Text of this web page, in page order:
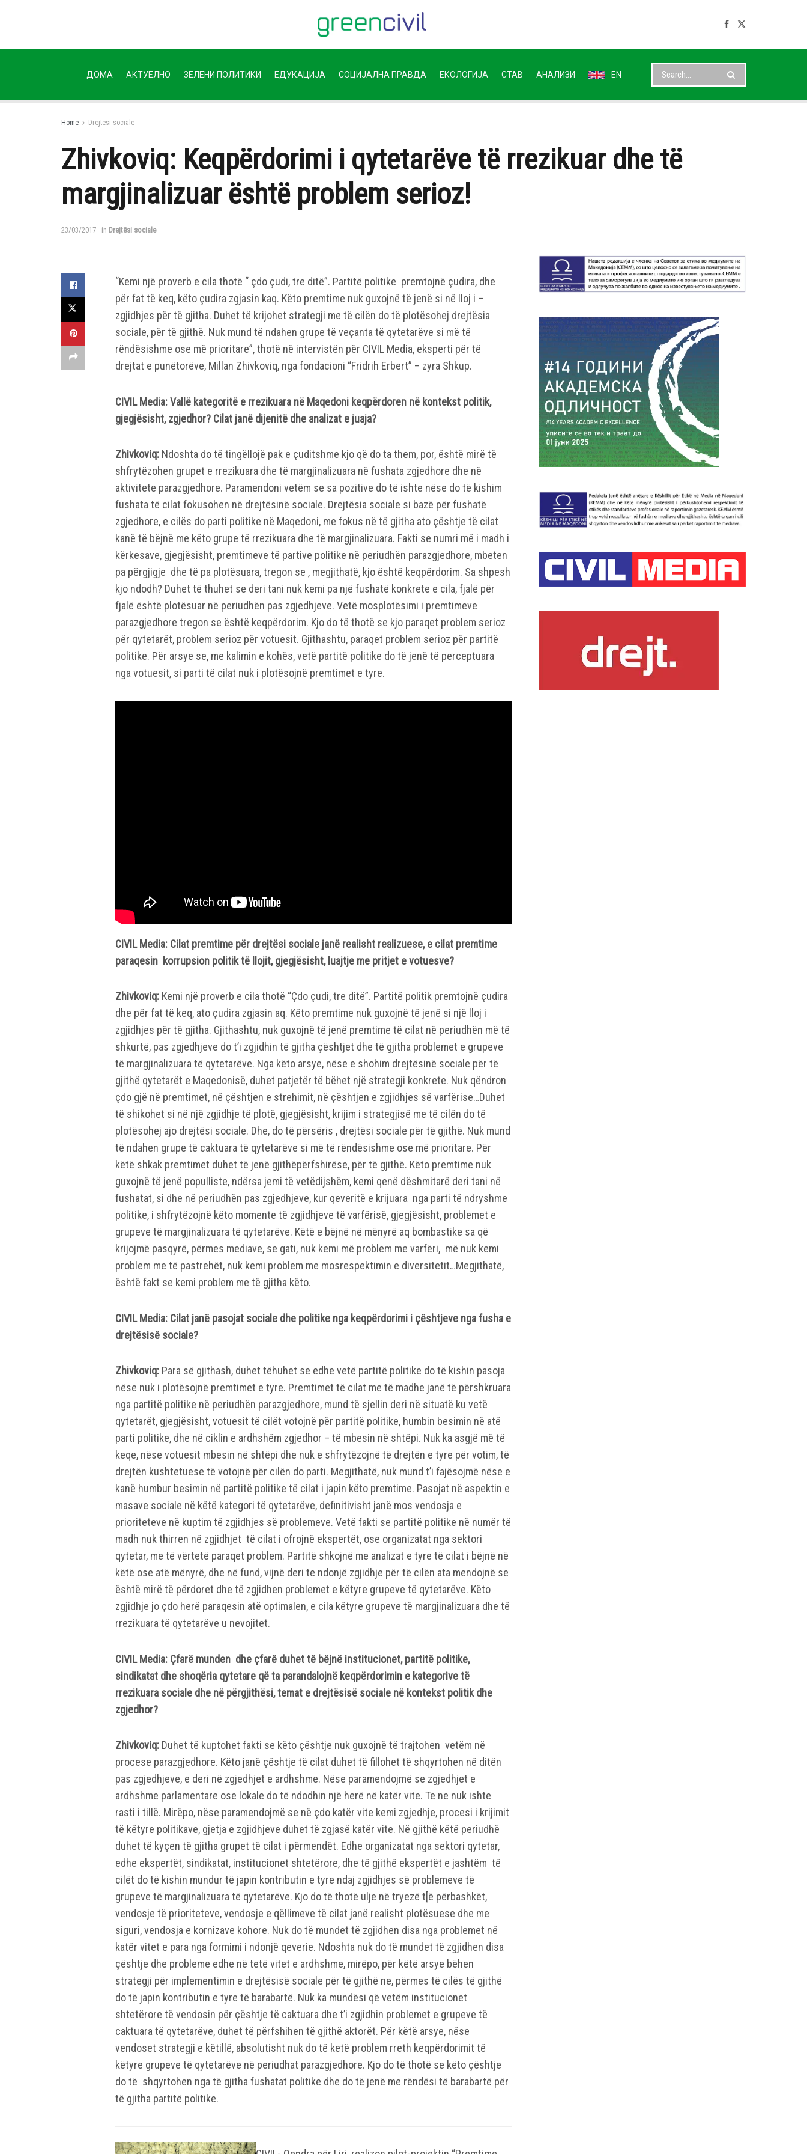
ДОМА АКТУЕЛНО ЗЕЛЕНИ ПОЛИТИКИ ЕДУКАЦИЈА СОЦИЈАЛНА ПРАВДА ЕКОЛОГИЈА СТАВ АНАЛИЗИ EN
Home Drejtësi sociale
Zhivkoviq: Keqpërdorimi i qytetarëve të rrezikuar dhe të
margjinalizuar është problem serioz!
23/03/2017 in Drejtësi sociale
“Kemi një proverb e cila thotë “ çdo çudi, tre ditë”. Partitë politike premtojnë çudira, dhe
për fat të keq, këto çudira zgjasin kaq. Këto premtime nuk guxojnë të jenë si në lloj i –
zgjidhjes për të gjitha. Duhet të krijohet strategji me të cilën do të plotësohej drejtësia
sociale, për të gjithë. Nuk mund të ndahen grupe të veçanta të qytetarëve si më të
rëndësishme ose më prioritare”, thotë në intervistën për CIVIL Media, eksperti për të
drejtat e punëtorëve, Millan Zhivkoviq, nga fondacioni “Fridrih Erbert” – zyra Shkup.
CIVIL Media: Vallë kategoritë e rrezikuara në Maqedoni keqpërdoren në kontekst politik,
gjegjësisht, zgjedhor? Cilat janë dijenitë dhe analizat e juaja?
Zhivkoviq: Ndoshta do të tingëllojë pak e çuditshme kjo që do ta them, por, është mirë të
shfrytëzohen grupet e rrezikuara dhe të margjinalizuara në fushata zgjedhore dhe në
aktivitete parazgjedhore. Paramendoni vetëm se sa pozitive do të ishte nëse do të kishim
fushata të cilat fokusohen në drejtësinë sociale. Drejtësia sociale si bazë për fushatë
zgjedhore, e cilës do parti politike në Maqedoni, me fokus në të gjitha ato çështje të cilat
kanë të bëjnë me këto grupe të rrezikuara dhe të margjinalizuara. Fakti se numri më i madh i
kërkesave, gjegjësisht, premtimeve të partive politike në periudhën parazgjedhore, mbeten
pa përgjigje dhe të pa plotësuara, tregon se , megjithatë, kjo është keqpërdorim. Sa shpesh
kjo ndodh? Duhet të thuhet se deri tani nuk kemi pa një fushatë konkrete e cila, fjalë për
fjalë është plotësuar në periudhën pas zgjedhjeve. Vetë mosplotësimi i premtimeve
parazgjedhore tregon se është keqpërdorim. Kjo do të thotë se kjo paraqet problem serioz
për qytetarët, problem serioz për votuesit. Gjithashtu, paraqet problem serioz për partitë
politike. Për arsye se, me kalimin e kohës, vetë partitë politike do të jenë të perceptuara
nga votuesit, si parti të cilat nuk i plotësojnë premtimet e tyre.
CIVIL Media: Cilat premtime për drejtësi sociale janë realisht realizuese, e cilat premtime
paraqesin korrupsion politik të llojit, gjegjësisht, luajtje me pritjet e votuesve?
Zhivkoviq: Kemi një proverb e cila thotë “Çdo çudi, tre ditë”. Partitë politik premtojnë çudira
dhe për fat të keq, ato çudira zgjasin aq. Këto premtime nuk guxojnë të jenë si një lloj i
zgjidhjes për të gjitha. Gjithashtu, nuk guxojnë të jenë premtime të cilat në periudhën më të
shkurtë, pas zgjedhjeve do t’i zgjidhin të gjitha çështjet dhe të gjitha problemet e grupeve
të margjinalizuara të qytetarëve. Nga këto arsye, nëse e shohim drejtësinë sociale për të
gjithë qytetarët e Maqedonisë, duhet patjetër të bëhet një strategji konkrete. Nuk qëndron
çdo gjë në premtimet, në çështjen e strehimit, në çështjen e zgjidhjes së varfërise…Duhet
të shikohet si në një zgjidhje të plotë, gjegjësisht, krijim i strategjisë me të cilën do të
plotësohej ajo drejtësi sociale. Dhe, do të përsëris , drejtësi sociale për të gjithë. Nuk mund
të ndahen grupe të caktuara të qytetarëve si më të rëndësishme ose më prioritare. Për
këtë shkak premtimet duhet të jenë gjithëpërfshirëse, për të gjithë. Këto premtime nuk
guxojnë të jenë populliste, ndërsa jemi të vetëdijshëm, kemi qenë dëshmitarë deri tani në
fushatat, si dhe në periudhën pas zgjedhjeve, kur qeveritë e krijuara nga parti të ndryshme
politike, i shfrytëzojnë këto momente të zgjidhjeve të varfërisë, gjegjësisht, problemet e
grupeve të margjinalizuara të qytetarëve. Këtë e bëjnë në mënyrë aq bombastike sa që
krijojmë pasqyrë, përmes mediave, se gati, nuk kemi më problem me varfëri, më nuk kemi
problem me të pastrehët, nuk kemi problem me mosrespektimin e diversitetit…Megjithatë,
është fakt se kemi problem me të gjitha këto.
CIVIL Media: Cilat janë pasojat sociale dhe politike nga keqpërdorimi i çështjeve nga fusha e
drejtësisë sociale?
Zhivkoviq: Para së gjithash, duhet tëhuhet se edhe vetë partitë politike do të kishin pasoja
nëse nuk i plotësojnë premtimet e tyre. Premtimet të cilat me të madhe janë të përshkruara
nga partitë politike në periudhën parazgjedhore, mund të sjellin deri në situatë ku vetë
qytetarët, gjegjësisht, votuesit të cilët votojnë për partitë politike, humbin besimin në atë
parti politike, dhe në ciklin e ardhshëm zgjedhor – të mbesin në shtëpi. Nuk ka asgjë më të
keqe, nëse votuesit mbesin në shtëpi dhe nuk e shfrytëzojnë të drejtën e tyre për votim, të
drejtën kushtetuese të votojnë për cilën do parti. Megjithatë, nuk mund t’i fajësojmë nëse e
kanë humbur besimin në partitë politike të cilat i japin këto premtime. Pasojat në aspektin e
masave sociale në këtë kategori të qytetarëve, definitivisht janë mos vendosja e
prioriteteve në kuptim të zgjidhjes së problemeve. Vetë fakti se partitë politike në numër të
madh nuk thirren në zgjidhjet të cilat i ofrojnë ekspertët, ose organizatat nga sektori
qytetar, me të vërtetë paraqet problem. Partitë shkojnë me analizat e tyre të cilat i bëjnë në
këtë ose atë mënyrë, dhe në fund, vijnë deri te ndonjë zgjidhje për të cilën ata mendojnë se
është mirë të përdoret dhe të zgjidhen problemet e këtyre grupeve të qytetarëve. Këto
zgjidhje jo çdo herë paraqesin atë optimalen, e cila këtyre grupeve të margjinalizuara dhe të
rrezikuara të qytetarëve u nevojitet.
CIVIL Media: Çfarë munden dhe çfarë duhet të bëjnë institucionet, partitë politike,
sindikatat dhe shoqëria qytetare që ta parandalojnë keqpërdorimin e kategorive të
rrezikuara sociale dhe në përgjithësi, temat e drejtësisë sociale në kontekst politik dhe
zgjedhor?
Zhivkoviq: Duhet të kuptohet fakti se këto çështje nuk guxojnë të trajtohen vetëm në
procese parazgjedhore. Këto janë çështje të cilat duhet të fillohet të shqyrtohen në ditën
pas zgjedhjeve, e deri në zgjedhjet e ardhshme. Nëse paramendojmë se zgjedhjet e
ardhshme parlamentare ose lokale do të ndodhin një herë në katër vite. Te ne nuk ishte
rasti i tillë. Mirëpo, nëse paramendojmë se në çdo katër vite kemi zgjedhje, procesi i krijimit
të këtyre politikave, gjetja e zgjidhjeve duhet të zgjasë katër vite. Në gjithë këtë periudhë
duhet të kyçen të gjitha grupet të cilat i përmendët. Edhe organizatat nga sektori qytetar,
edhe ekspertët, sindikatat, institucionet shtetërore, dhe të gjithë ekspertët e jashtëm të
cilët do të kishin mundur të japin kontributin e tyre ndaj zgjidhjes së problemeve të
grupeve të margjinalizuara të qytetarëve. Kjo do të thotë ulje në tryezë t[ë përbashkët,
vendosje të prioriteteve, vendosje e qëllimeve të cilat janë realisht plotësuese dhe me
siguri, vendosja e kornizave kohore. Nuk do të mundet të zgjidhen disa nga problemet në
katër vitet e para nga formimi i ndonjë qeverie. Ndoshta nuk do të mundet të zgjidhen disa
çështje dhe probleme edhe në tetë vitet e ardhshme, mirëpo, për këtë arsye bëhen
strategji për implementimin e drejtësisë sociale për të gjithë ne, përmes të cilës të gjithë
do të japin kontributin e tyre të barabartë. Nuk ka mundësi që vetëm institucionet
shtetërore të vendosin për çështje të caktuara dhe t’i zgjidhin problemet e grupeve të
caktuara të qytetarëve, duhet të përfshihen të gjithë aktorët. Për këtë arsye, nëse
vendoset strategji e këtillë, absolutisht nuk do të ketë problem rreth keqpërdorimit të
këtyre grupeve të qytetarëve në periudhat parazgjedhore. Kjo do të thotë se këto çështje
do të shqyrtohen nga të gjitha fushatat politike dhe do të jenë me rëndësi të barabartë për
të gjitha partitë politike.